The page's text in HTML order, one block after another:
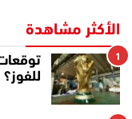
الأكثر مشاهدة
1
للفوز؟